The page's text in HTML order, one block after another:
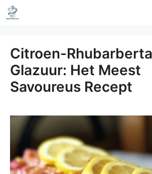
Ga
naar
inhoud
Citroen-
Glazuur: Het Meest
Savoureus Recept